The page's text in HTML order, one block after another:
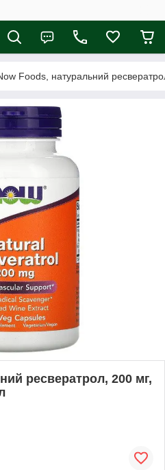
Foods, натуральний
ресвератрол, 200 мг,